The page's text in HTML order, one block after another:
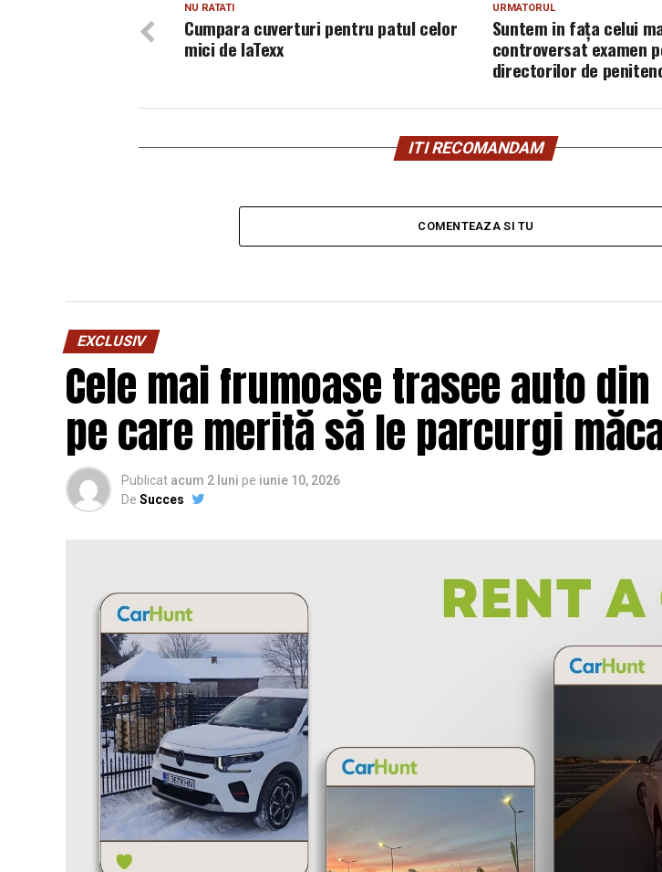
URMATORUL
Suntem in fața celui
controversat examen
directorilor de
NU RATATI
Cumpara cuverturi pentru patul celor
mici de laTexx
ITI RECOMANDAM
COMENTEAZA SI TU
EXCLUSIV
Cele mai frumoase trasee auto din
pe care merită să le parcurgi
Publicat acum 2 luni pe iunie 10, 2026
De Succes